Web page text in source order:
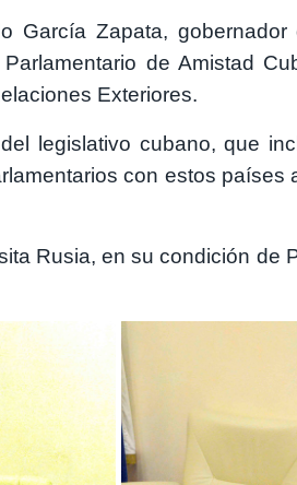
García Zapata,
de Amistad
Exteriores.
legislativo cubano, que
con estos
Rusia, en su condición de